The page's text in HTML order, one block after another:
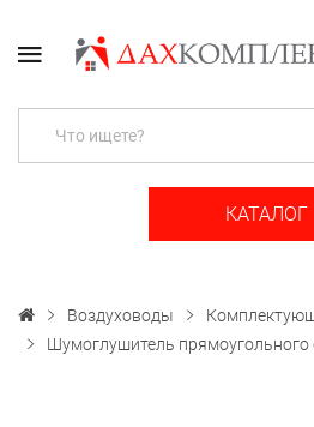
КАТАЛОГ
Воздуховоды
Шумоглушитель прямоугольного